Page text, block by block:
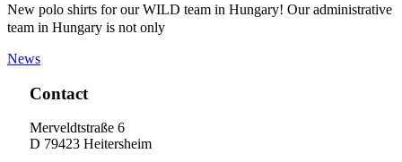
New polo shirts for our WILD team in Hungary! Our administrative
team in Hungary is not only
News
Contact
Merveldtstraße 6
D 79423 Heitersheim